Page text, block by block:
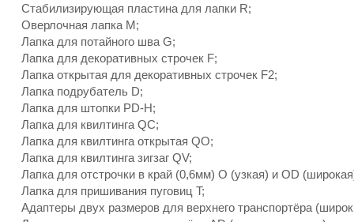
Стабилизирующая пластина для лапки R;
Оверлочная лапка M;
Лапка для потайного шва G;
Лапка для декоративных строчек F;
Лапка открытая для декоративных строчек F2;
Лапка подрубатель D;
Лапка для штопки PD-H;
Лапка для квилтинга QC;
Лапка для квилтинга открытая QO;
Лапка для квилтинга зигзаг QV;
Лапка для отстрочки в край (0,6мм) O (узкая) и OD
Лапка для пришивания пуговиц T;
Адаптеры двух размеров для верхнего транспортёра